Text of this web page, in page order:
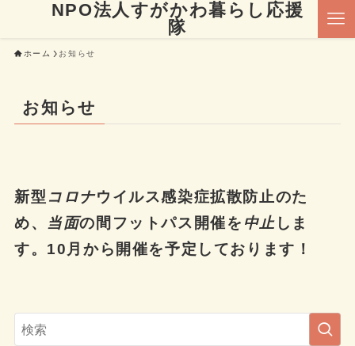
NPO法人すがかわ暮らし応援
隊
ホーム お知らせ
お知らせ
新型 コロナウイルス感染症拡散防止のた
め、
当面の間フットパス開催を 中止 しま
す。10月から開催を予定しております！